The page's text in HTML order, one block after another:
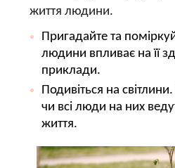
життя людини.
Пригадайте та
людини впливає на її
приклади.
Подивіться на
чи всі люди на них
життя.